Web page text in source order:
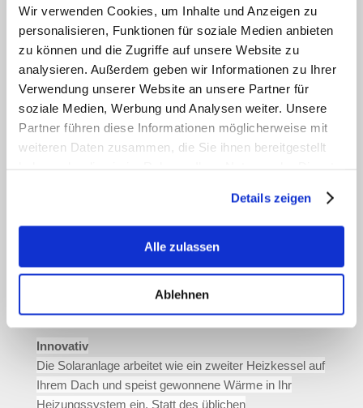
Wir verwenden Cookies, um Inhalte und Anzeigen zu
personalisieren, Funktionen für soziale Medien anbieten
zu können und die Zugriffe auf unsere Website zu
analysieren. Außerdem geben wir Informationen zu Ihrer
Verwendung unserer Website an unsere Partner für
soziale Medien, Werbung und Analysen weiter. Unsere
Partner führen diese Informationen möglicherweise mit
weiteren Daten zusammen, die Sie ihnen bereitgestellt
Details zeigen
Alle zulassen
Ablehnen
Um die Energiekosten noch weiter zu reduzieren,
tauschen Sie Ihren Kessel aus. Entscheiden Sie sich
dabei für einen günstigen Energieträger wie z. B.
Holzpellets oder Gas.
Schritt 3 – Der Kombispeicher
Ein kombinierter Speicher für die Heizung und das
Warmwasser mit frischem hygienisch erzeugtem Wasser
Dank des wasserbasierten Betriebs lässt sich das
AquaSolar System einfach und schnell an Ihre Heizung
anschließen, in der Regel ist kein Speichertausch nötig,
es ist flexibel einsetzbar und passt sich Ihren finanziellen
Innovativ
Die Solaranlage arbeitet wie ein zweiter Heizkessel auf
Ihrem Dach und speist gewonnene Wärme in Ihr
Heizungssystem ein. Statt des üblichen